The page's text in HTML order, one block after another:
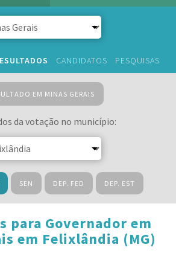
CANDIDATOS PESQUISAS
EM MINAS GERAIS
da votação no município:
SEN DEP. FED DEP. EST
para Governador em
em Felixlândia (MG)